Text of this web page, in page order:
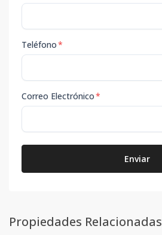
Teléfono*
Correo Electrónico*
Enviar
Propiedades Relacionadas